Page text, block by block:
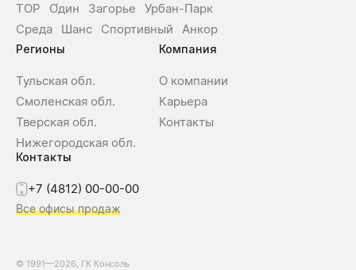
ТОР О́дин Загорье
Урбан-Парк
Среда
Шанс Спортивный Анкор
Регионы
Тульская обл.
Смоленская обл.
Тверская обл.
Нижегородская обл.
Компания
О компании
Карьера
Контакты
Контакты
+7 (4812) 00-00-00
Все офисы продаж
© 1991—2026, ГК Консоль